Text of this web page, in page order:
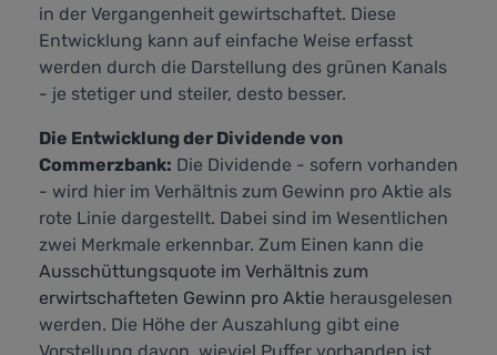
in der Vergangenheit gewirtschaftet. Diese
Entwicklung kann auf einfache Weise erfasst
werden durch die Darstellung des grünen Kanals
- je stetiger und steiler, desto besser.
Die Entwicklung der Dividende von
Commerzbank: Die Dividende - sofern vorhanden
- wird hier im Verhältnis zum Gewinn pro Aktie als
rote Linie dargestellt. Dabei sind im Wesentlichen
zwei Merkmale erkennbar. Zum Einen kann die
Ausschüttungsquote im Verhältnis zum
erwirtschafteten Gewinn pro Aktie herausgelesen
werden. Die Höhe der Auszahlung gibt eine